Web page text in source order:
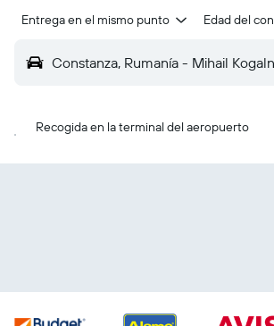
Entrega en el mismo punto Edad del
Constanza, Rumanía - Mihail
Recogida en la terminal del aeropuerto